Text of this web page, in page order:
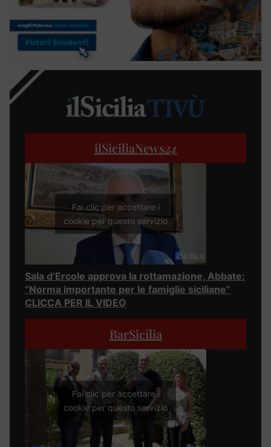
ilSiciliaNews24
Fai clic per accettare i
cookie per questo servizio
Sala d’Ercole approva la rottamazione, Abbate:
“Norma importante per le famiglie siciliane”
CLICCA PER IL VIDEO
BarSicilia
Fai clic per accettare i
cookie per questo servizio